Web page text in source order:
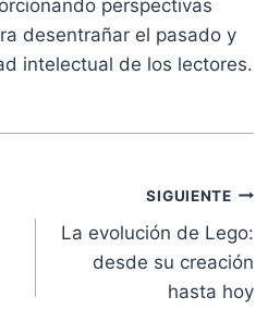
perspectivas
desentrañar el pasado y
intelectual de los lectores.
SIGUIENTE
La evolución de Lego:
desde su creación
hasta hoy